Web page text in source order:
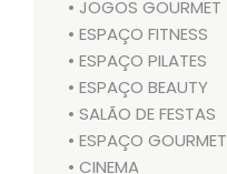
• JOGOS GOURMET
• ESPAÇO FITNESS
• ESPAÇO PILATES
• ESPAÇO BEAUTY
• SALÃO DE FESTAS
• ESPAÇO GOURMET
• CINEMA